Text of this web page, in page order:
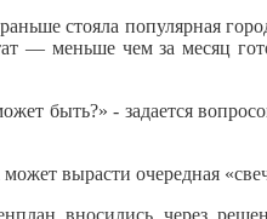
стояла популярная
— меньше чем за месяц
быть?» - задается
вырасти очередная
вносились через